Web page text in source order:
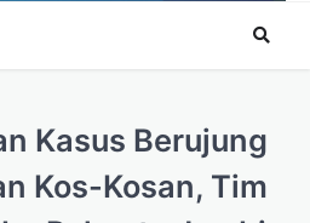
Kasus Berujung
Kos-Kosan, Tim